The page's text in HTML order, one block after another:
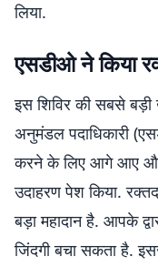
लिया.
एसडीओ ने किया
इस शिविर की सबसे
अनुमंडल पदाधिकारी
करने के लिए आगे आए
उदाहरण पेश किया.
बड़ा महादान है. आपके
जिंदगी बचा सकता है.